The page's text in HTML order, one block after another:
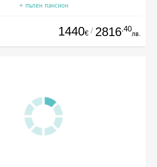
+ пълен пансион
1440€ / 2816.40
лв.